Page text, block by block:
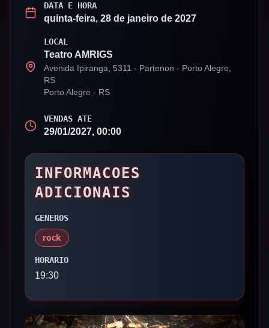
DATA E HORA
quinta-feira, 28 de janeiro de 2027
LOCAL
Teatro AMRIGS
Avenida Ipiranga, 5311 - Partenon - Porto Alegre,
RS
Porto Alegre - RS
VENDAS ATE
29/01/2027, 00:00
INFORMACOES
ADICIONAIS
GENEROS
rock
HORARIO
19:30